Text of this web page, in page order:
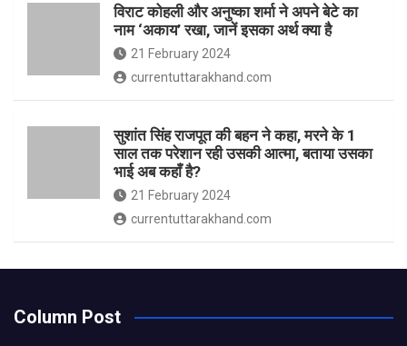
विराट कोहली और अनुष्का शर्मा ने अपने बेटे का
नाम ‘अकाय’ रखा, जानें इसका अर्थ क्‍या है
21 February 2024
currentuttarakhand.com
सुशांत सिंह राजपूत की बहन ने कहा, मरने के 1
साल तक परेशान रही उसकी आत्मा, बताया उसका
भाई अब कहाँ है?
21 February 2024
currentuttarakhand.com
Column Post